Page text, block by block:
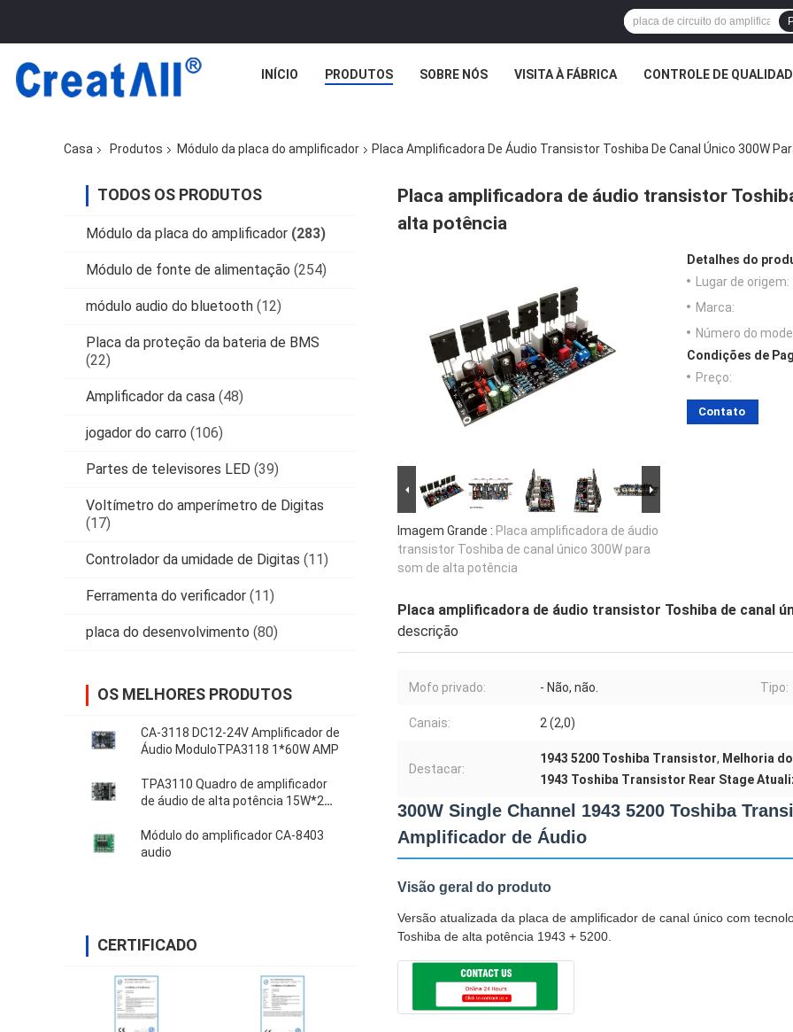
INÍCIO PRODUTOS SOBRE NÓS VISITA À FÁBRICA CONTROLE DE
Casa Produtos Módulo da placa do amplificador Placa Amplificadora De Áudio Transistor Toshiba De Canal Único 300W
TODOS OS PRODUTOS
Módulo da placa do amplificador (283)
Módulo de fonte de alimentação (254)
módulo audio do bluetooth (12)
Placa da proteção da bateria de BMS
(22)
Amplificador da casa (48)
jogador do carro (106)
Partes de televisores LED (39)
Voltímetro do amperímetro de Digitas
(17)
Controlador da umidade de Digitas (11)
Ferramenta do verificador (11)
placa do desenvolvimento (80)
OS MELHORES PRODUTOS
CA-3118 DC12-24V Amplificador de
Áudio ModuloTPA3118 1*60W AMP
TPA3110 Quadro de amplificador
de áudio de alta potência 15W*2
Módulo do amplificador CA-8403
audio
CERTIFICADO
Placa amplificadora de áudio transistor
alta potência
Imagem Grande : Placa amplificadora de áudio
transistor Toshiba de canal único 300W para
som de alta potência
Detalhes do
Lugar de origem:
Marca:
Número do
Condições de
Preço:
Contato
Placa amplificadora de áudio transistor Toshiba de canal
descrição
Mofo privado: - Não, não. Tipo:
Canais: 2 (2,0)
Destacar:
1943 5200 Toshiba Transistor, Melhoria
1943 Toshiba Transistor Rear Stage
300W Single Channel 1943 5200 Toshiba
Amplificador de Áudio
Visão geral do produto
Versão atualizada da placa de amplificador de canal único com
Toshiba de alta potência 1943 + 5200.